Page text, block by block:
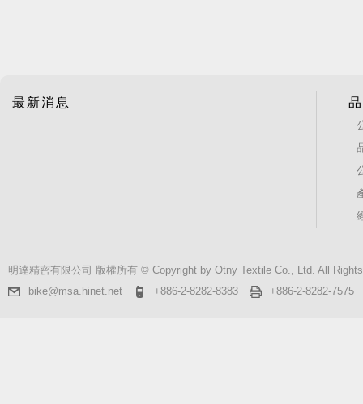
最新消息
明達精密有限公司 版權所有 © Copyright by Otny Textile Co., Ltd. All
bike@msa.hinet.net
+886-2-8282-8383 +886-2-8282-7575